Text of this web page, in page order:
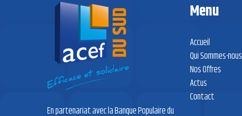
En partenariat avec la Banque Populaire du
Menu
Accueil
Qui Sommes-nous
Nos Offres
Actus
Contact